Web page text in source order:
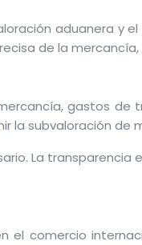
aduanera y
de la
gastos de
la subvaloración de
La transparencia
el comercio